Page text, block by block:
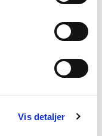
Vis detaljer